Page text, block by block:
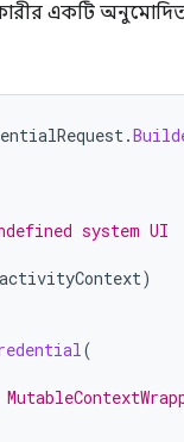
একটি
.
system UI
activityContext)
(